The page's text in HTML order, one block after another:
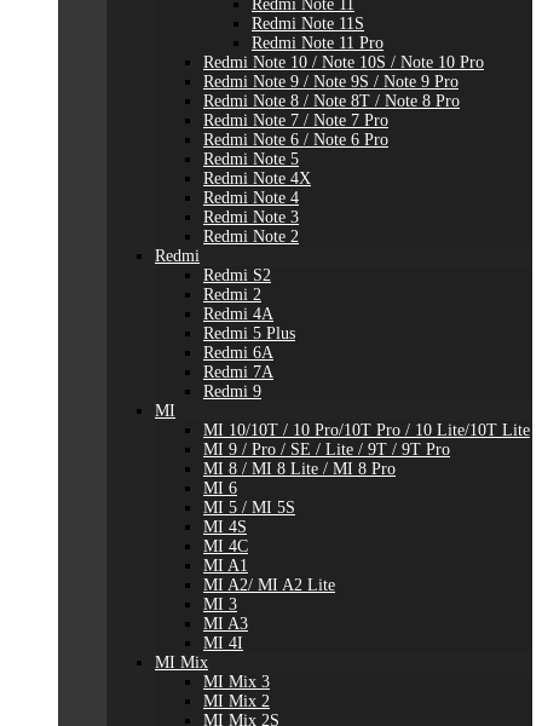
Redmi Note 11
Redmi Note 11S
Redmi Note 11 Pro
Redmi Note 10 / Note 10S / Note 10 Pro
Redmi Note 9 / Note 9S / Note 9 Pro
Redmi Note 8 / Note 8T / Note 8 Pro
Redmi Note 7 / Note 7 Pro
Redmi Note 6 / Note 6 Pro
Redmi Note 5
Redmi Note 4X
Redmi Note 4
Redmi Note 3
Redmi Note 2
Redmi
Redmi S2
Redmi 2
Redmi 4A
Redmi 5 Plus
Redmi 6A
Redmi 7A
Redmi 9
MI
MI 10/10T / 10 Pro/10T Pro / 10 Lite/10T Lite
MI 9 / Pro / SE / Lite / 9T / 9T Pro
MI 8 / MI 8 Lite / MI 8 Pro
MI 6
MI 5 / MI 5S
MI 4S
MI 4C
MI A1
MI A2/ MI A2 Lite
MI 3
MI A3
MI 4I
MI Mix
MI Mix 3
MI Mix 2
MI Mix 2S